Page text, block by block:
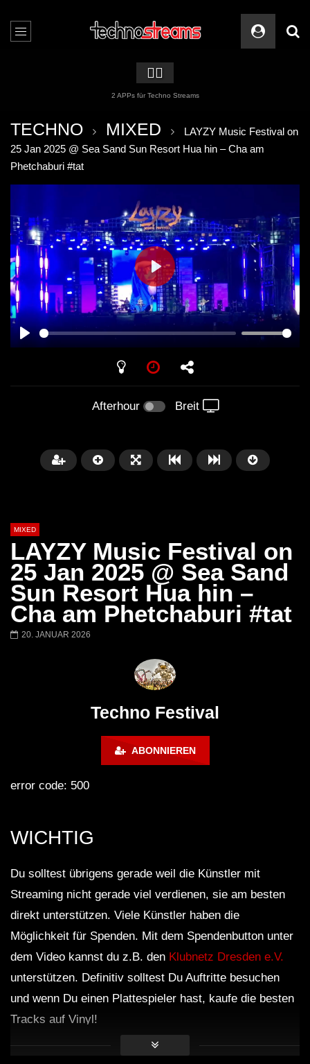
🏳️‍🌈
2 APPs für Techno Streams
TECHNO MIXED
LAYZY Music Festival on
25 Jan 2025 @ Sea Sand Sun Resort Hua hin – Cha am
Phetchaburi #tat
PLAY
PLAY
Afterhour Breit
Später
Barbara Lago @ Kappa
FuturFestival 2024
THEMBA @
MIXED
LAYZY Music Festival on
25 Jan 2025 @ Sea Sand
Sun Resort Hua hin –
Cha am Phetchaburi #tat
20. JANUAR 2026
Techno Festival
ABONNIEREN
error code: 500
WICHTIG
Du solltest übrigens gerade weil die Künstler mit
Streaming nicht gerade viel verdienen, sie am besten
direkt unterstützen. Viele Künstler haben die
Möglichkeit für Spenden. Mit dem Spendenbutton unter
dem Video kannst du z.B. den Klubnetz Dresden e.V.
unterstützen. Definitiv solltest Du Auftritte besuchen
und wenn Du einen Plattespieler hast, kaufe die besten
Tracks auf Vinyl!